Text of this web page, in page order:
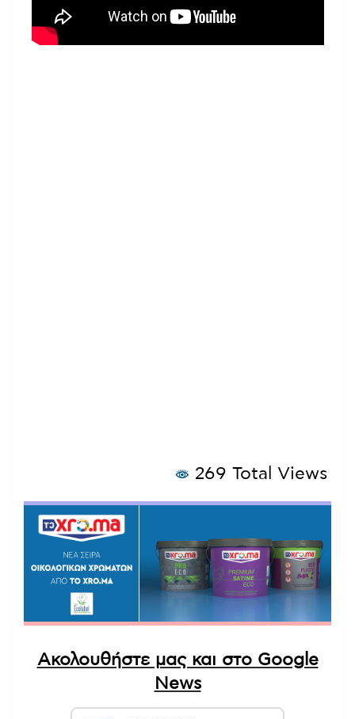
269 Total Views
Ακολουθήστε μας και στο Google
News